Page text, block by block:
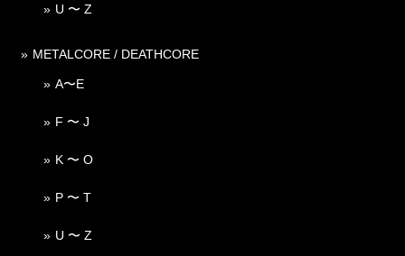
U 〜 Z
METALCORE / DEATHCORE
A〜E
F 〜 J
K 〜 O
P 〜 T
U 〜 Z